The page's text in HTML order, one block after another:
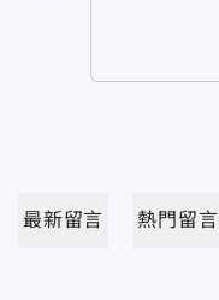
最新留言 熱門留言